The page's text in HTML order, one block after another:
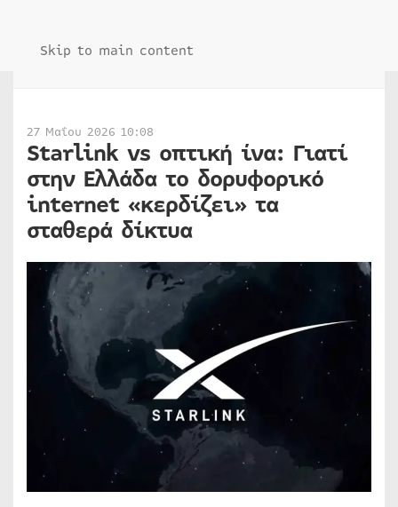
Skip to main content
27 Μαΐου 2026 10:08
Starlink vs οπτική ίνα: Γιατί
στην Ελλάδα το δορυφορικό
internet «κερδίζει» τα
σταθερά δίκτυα